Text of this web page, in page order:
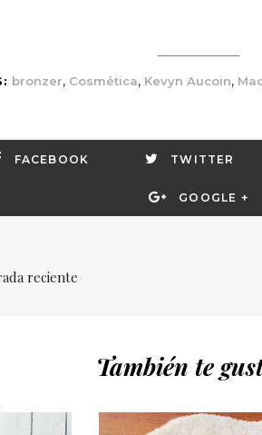
bronzer, Cosmética, Kevyn Aucoin,
FACEBOOK TWITTER
GOOGLE +
reciente
También te